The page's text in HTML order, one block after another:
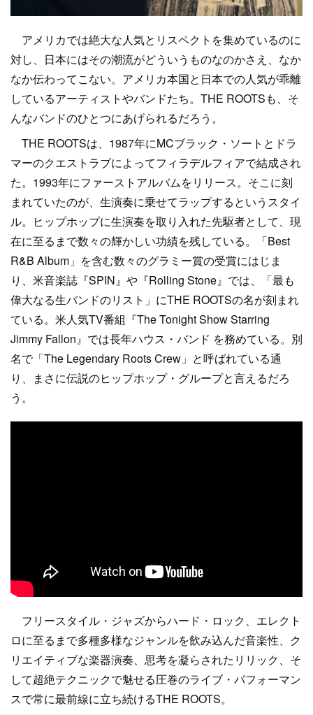
アメリカでは絶大な人気とリスペクトを集めているのに
対し、日本にはその潮流がどういうものなのかさえ、なか
なか伝わってこない。アメリカ本国と日本での人気が乖離
しているアーティストやバンドたち。THE ROOTSも、そ
んなバンドのひとつにあげられるだろう。
THE ROOTSは、1987年にMCブラック・ソートとドラ
マーのクエストラブによってフィラデルフィアで結成され
た。1993年にファーストアルバムをリリース。そこに刻
まれていたのが、生演奏に乗せてラップするというスタイ
ル。ヒップホップに生演奏を取り入れた先駆者として、現
在に至るまで数々の輝かしい功績を残している。「Best
R&B Album」を含む数々のグラミー賞の受賞にはじま
り、米音楽誌『SPIN』や『Rolling Stone』では、「最も
偉大なる生バンドのリスト」にTHE ROOTSの名が刻まれ
ている。米人気TV番組『The Tonight Show Starring
Jimmy Fallon』では長年ハウス・バンド を務めている。別
名で「The Legendary Roots Crew」と呼ばれている通
り、まさに伝説のヒップホップ・グループと言えるだろ
う。
フリースタイル・ジャズからハード・ロック、エレクト
ロに至るまで多種多様なジャンルを飲み込んだ音楽性、ク
リエイティブな楽器演奏、思考を凝らされたリリック、そ
して超絶テクニックで魅せる圧巻のライブ・パフォーマン
スで常に最前線に立ち続けるTHE ROOTS。